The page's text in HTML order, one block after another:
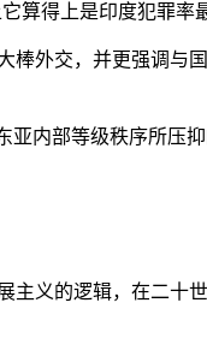
算得上是印度犯罪率
棒外交，并更强调与
亚内部等级秩序所压
主义的逻辑，在二十